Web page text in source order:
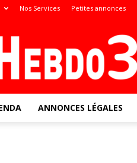
Nos Services Petites annonces
ANNONCES LÉGALES